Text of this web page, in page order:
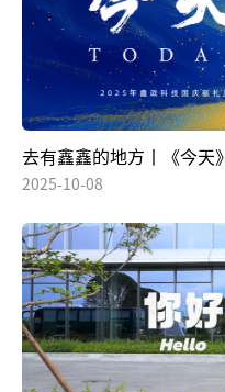
去有鑫鑫的地方丨《今天》
2025-10-08